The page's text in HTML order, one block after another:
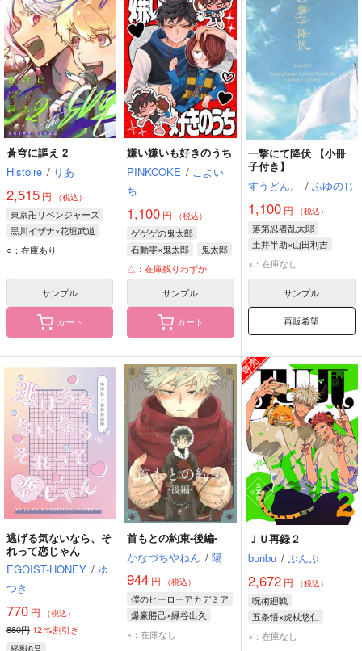
蒼穹に謳え 2
Histoire / りあ
2,515 円 （税込）
東京卍リベンジャーズ
黒川イザナ×花垣武道
黒川イザナ
○：在庫あり
サンプル
カート
嫌い嫌いも好きのうち
PINKCOKE / こよい
ち
1,100 円 （税込）
ゲゲゲの鬼太郎
石動零×鬼太郎
鬼太郎
石動零
△：在庫残りわずか
サンプル
カート
一撃にて降伏 【小冊
子付き】
すうどん。
/ ふゆのじ
1,100円 （税込）
落第忍者乱太郎
土井半助×山田利吉
山田利吉
×：在庫なし
サンプル
再販希望
逃げる気ないなら、そ
れって恋じゃん
EGOIST-HONEY / ゆ
つき
770 円 （税込）
880円 12%割引き
首もとの約束-後編-
かなづちやねん / 陽
944 円 （税込）
僕のヒーローアカデミア
爆豪勝己×緑谷出久
爆豪勝己
×：在庫なし
ＪＵ再録２
bunbu / ぶんぶ
2,672円 （税込）
呪術廻戦
五条悟×虎杖悠仁
五条悟
虎杖悠仁
×：在庫なし